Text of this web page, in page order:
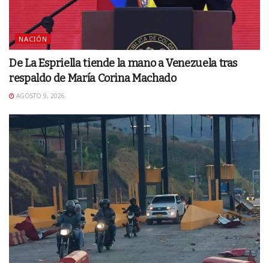
NACIÓN
De La Espriella tiende la mano a Venezuela tras
respaldo de María Corina Machado
AGOSTO 9, 2026